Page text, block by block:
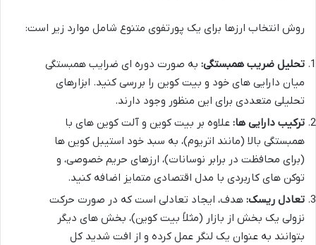
روش انتخاب ارزها برای یک پورتفوی متنوع شامل موارد زیر است:
تحلیل ضریب همبستگی: به صورت دوره ای ضرایب همبستگی
میان دارایی های خود و بیت کوین را بررسی کنید. ابزارهای
تحلیلی متعددی برای این منظور وجود دارند.
ترکیب دارایی ها: علاوه بر بیت کوین و آلت کوین های با
همبستگی بالا (مانند اتریوم)، به سبد خود استیبل کوین ها
(برای محافظت در برابر نوسانات)، ارزهای حریم خصوصی، و
توکن های کاربردی با مدل اقتصادی متمایز اضافه کنید.
تعادل ریسک: هدف، ایجاد تعادلی است که در صورت حرکت
نزولی یک بخش از بازار (مثلاً بیت کوین)، بخش های دیگر
بتوانند به عنوان یک لنگر عمل کرده و از افت شدید کل